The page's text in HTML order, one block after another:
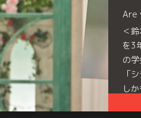
Are
＜
を3
の
「
し